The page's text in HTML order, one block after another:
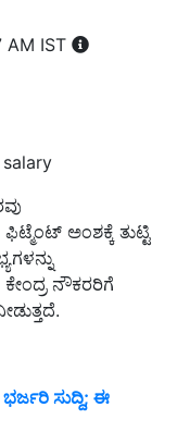
AM IST
ಫಿಟ್ಮೆಂಟ್ ಅಂಶಕ್ಕೆ ತುಟ್ಟಿ
ನೌಕರರಿಗೆ
ಸುದ್ದಿ; ಈ